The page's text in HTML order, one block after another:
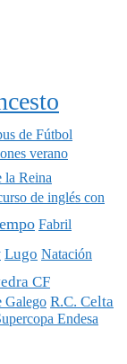
de Fútbol
verano
la Reina
de inglés con
Fabril
Lugo Natación
CF
Galego R.C. Celta
Endesa